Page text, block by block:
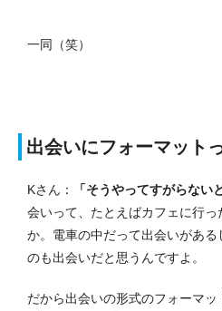
一同（笑）
出会いにフォーマット
Kさん： 「そうやってすがらない
会いって、たとえばカフェに行
か。電車の中だって出会いがあ
のも出会いだと思うんですよ。
だから出会いの形式のフォーマ